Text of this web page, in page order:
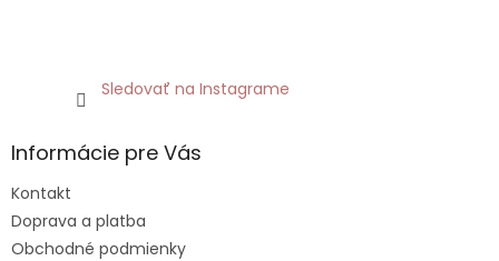
Sledovať na Instagrame
Informácie pre Vás
Kontakt
Doprava a platba
Obchodné podmienky